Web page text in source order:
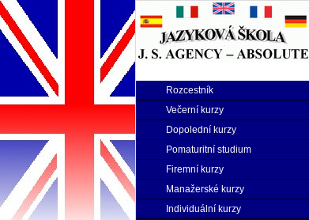
Rozcestník
Večerní kurzy
Dopolední kurzy
Pomaturitní studium
Firemní kurzy
Manažerské kurzy
Individuální kurzy